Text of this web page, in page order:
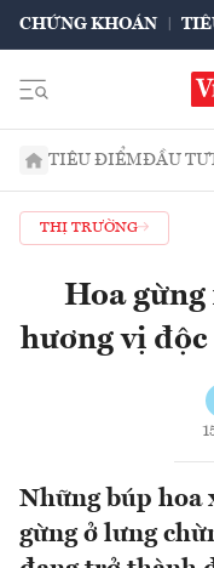
CHỨNG KHOÁN
TIÊU ĐIỂMĐẦU TƯ
THỊ TRƯỜNG
Hoa gừng
hương vị
Những búp hoa
gừng ở lưng